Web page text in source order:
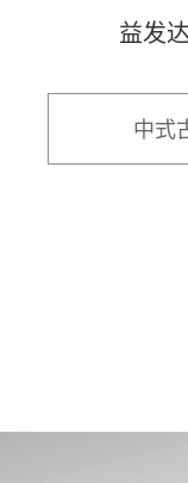
益发
中式